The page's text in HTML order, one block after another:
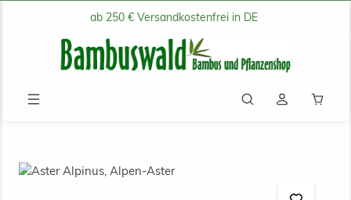
Zum Hauptinhalt springenab 250 € Versandkostenfrei in DE
Bildergalerie überspringen